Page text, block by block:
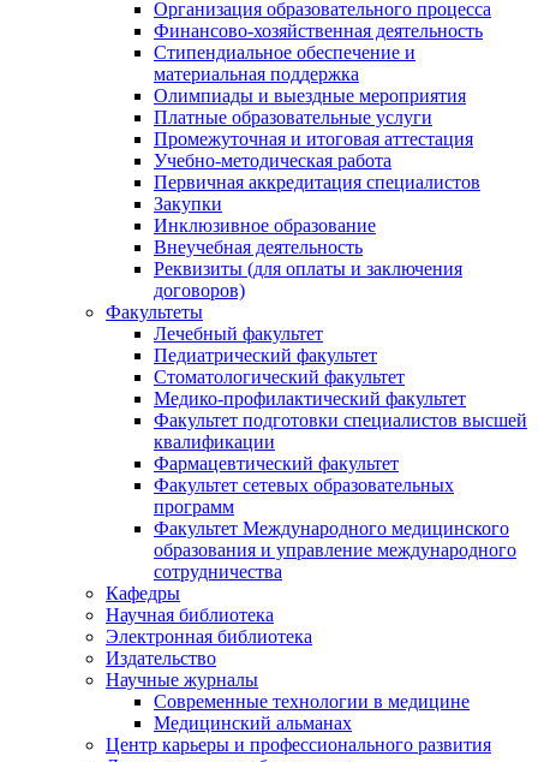
Организация образовательного процесса
Финансово-хозяйственная деятельность
Стипендиальное обеспечение и
материальная поддержка
Олимпиады и выездные мероприятия
Платные образовательные услуги
Промежуточная и итоговая аттестация
Учебно-методическая работа
Первичная аккредитация специалистов
Закупки
Инклюзивное образование
Внеучебная деятельность
Реквизиты (для оплаты и заключения
договоров)
Факультеты
Лечебный факультет
Педиатрический факультет
Стоматологический факультет
Медико-профилактический факультет
Факультет подготовки специалистов высшей
квалификации
Фармацевтический факультет
Факультет сетевых образовательных
программ
Факультет Международного медицинского
образования и управление международного
сотрудничества
Кафедры
Научная библиотека
Электронная библиотека
Издательство
Научные журналы
Современные технологии в медицине
Медицинский альманах
Центр карьеры и профессионального развития